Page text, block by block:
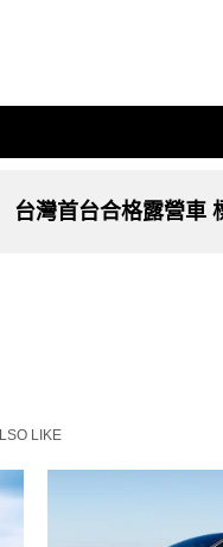
台灣首台合格露營車
LIKE